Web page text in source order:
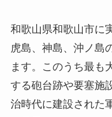
和歌山県和歌山市に
虎島、神島、沖ノ島
ます。このうち最も
する砲台跡や要塞施
治時代に建設された